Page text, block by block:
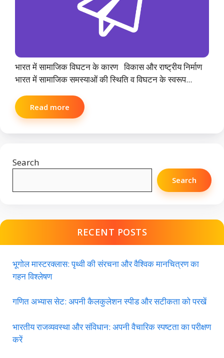
भारत में सामाजिक विघटन के कारण विकास और राष्ट्रीय निर्माण
भारत में सामाजिक समस्याओं की स्थिति व विघटन के स्वरूप...
Read more
Search
Search
RECENT POSTS
भूगोल मास्टरक्लास: पृथ्वी की संरचना और वैश्विक मानचित्रण का
गहन विश्लेषण
गणित अभ्यास सेट: अपनी कैलकुलेशन स्पीड और सटीकता को परखें
भारतीय राजव्यवस्था और संविधान: अपनी वैचारिक स्पष्टता का परीक्षण
करें